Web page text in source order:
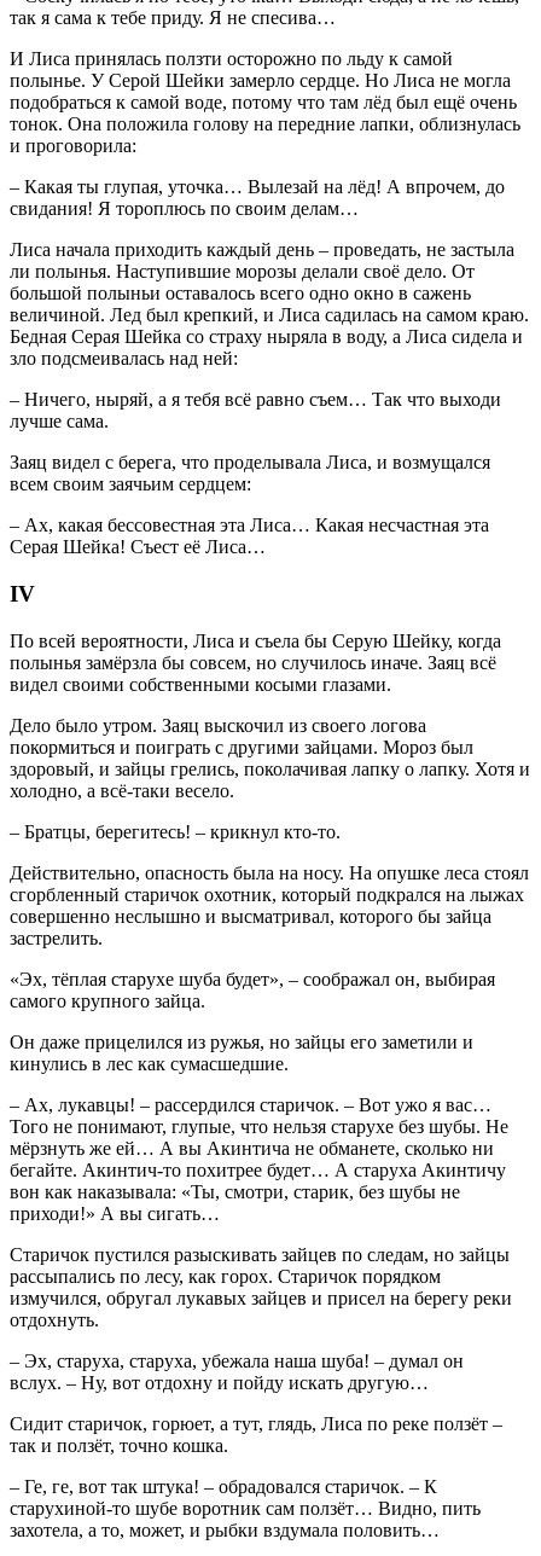
так я сама к тебе приду. Я не спесива…
И Лиса принялась ползти осторожно по льду к самой
полынье. У Серой Шейки замерло сердце. Но Лиса не могла
подобраться к самой воде, потому что там лёд был ещё очень
тонок. Она положила голову на передние лапки, облизнулась
и проговорила:
– Какая ты глупая, уточка… Вылезай на лёд! А впрочем, до
свидания! Я тороплюсь по своим делам…
Лиса начала приходить каждый день – проведать, не застыла
ли полынья. Наступившие морозы делали своё дело. От
большой полыньи оставалось всего одно окно в сажень
величиной. Лед был крепкий, и Лиса садилась на самом краю.
Бедная Серая Шейка со страху ныряла в воду, а Лиса сидела и
зло подсмеивалась над ней:
– Ничего, ныряй, а я тебя всё равно съем… Так что выходи
лучше сама.
Заяц видел с берега, что проделывала Лиса, и возмущался
всем своим заячьим сердцем:
– Ах, какая бессовестная эта Лиса… Какая несчастная эта
Серая Шейка! Съест её Лиса…
IV
По всей вероятности, Лиса и съела бы Серую Шейку, когда
полынья замёрзла бы совсем, но случилось иначе. Заяц всё
видел своими собственными косыми глазами.
Дело было утром. Заяц выскочил из своего логова
покормиться и поиграть с другими зайцами. Мороз был
здоровый, и зайцы грелись, поколачивая лапку о лапку. Хотя и
холодно, а всё-таки весело.
– Братцы, берегитесь! – крикнул кто-то.
Действительно, опасность была на носу. На опушке леса стоял
сгорбленный старичок охотник, который подкрался на лыжах
совершенно неслышно и высматривал, которого бы зайца
застрелить.
«Эх, тёплая старухе шуба будет», – соображал он, выбирая
самого крупного зайца.
Он даже прицелился из ружья, но зайцы его заметили и
кинулись в лес как сумасшедшие.
– Ах, лукавцы! – рассердился старичок. – Вот ужо я вас…
Того не понимают, глупые, что нельзя старухе без шубы. Не
мёрзнуть же ей… А вы Акинтича не обманете, сколько ни
бегайте. Акинтич-то похитрее будет… А старуха Акинтичу
вон как наказывала: «Ты, смотри, старик, без шубы не
приходи!» А вы сигать…
Старичок пустился разыскивать зайцев по следам, но зайцы
рассыпались по лесу, как горох. Старичок порядком
измучился, обругал лукавых зайцев и присел на берегу реки
отдохнуть.
– Эх, старуха, старуха, убежала наша шуба! – думал он
вслух. – Ну, вот отдохну и пойду искать другую…
Сидит старичок, горюет, а тут, глядь, Лиса по реке ползёт –
так и ползёт, точно кошка.
– Ге, ге, вот так штука! – обрадовался старичок. – К
старухиной-то шубе воротник сам ползёт… Видно, пить
захотела, а то, может, и рыбки вздумала половить…